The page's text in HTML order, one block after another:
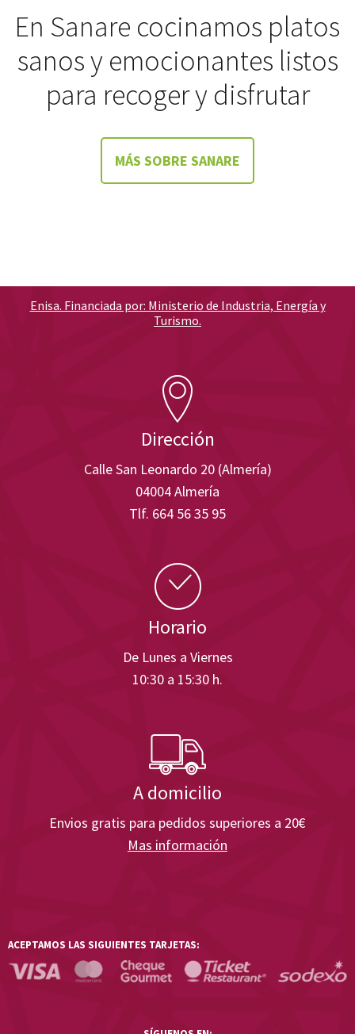
En Sanare cocinamos platos
sanos y emocionantes listos
para recoger y disfrutar
MÁS SOBRE SANARE
Dirección
Calle San Leonardo 20 (Almería)
04004 Almería
Tlf. 664 56 35 95
Horario
De Lunes a Viernes
10:30 a 15:30 h.
A domicilio
Envios gratis para pedidos superiores a 20€
Mas información
Enisa. Financiada por: Ministerio de Industria, Energía y
Turismo.
ACEPTAMOS LAS SIGUIENTES TARJETAS: